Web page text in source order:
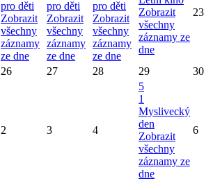
pro děti
Zobrazit
všechny
záznamy
ze dne
pro děti
Zobrazit
všechny
záznamy
ze dne
pro děti
Zobrazit
všechny
záznamy
ze dne
Zobrazit
všechny
záznamy ze
dne
23
26 27 28 29 30
2 3 4
5
1
Myslivecký
den
Zobrazit
všechny
záznamy ze
dne
6